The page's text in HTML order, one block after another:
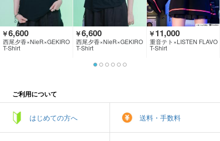
￥6,600
西尾夕香×NieR×GEKIRO
CK CLOTHING
T-Shirt
￥6,600
西尾夕香×NieR×GEKIRO
CK CLOTHING
T-Shirt
￥11,000
重音テト×LISTEN FLAVO
R
T-Shirt
ご利用について
はじめての方へ 送料・手数料